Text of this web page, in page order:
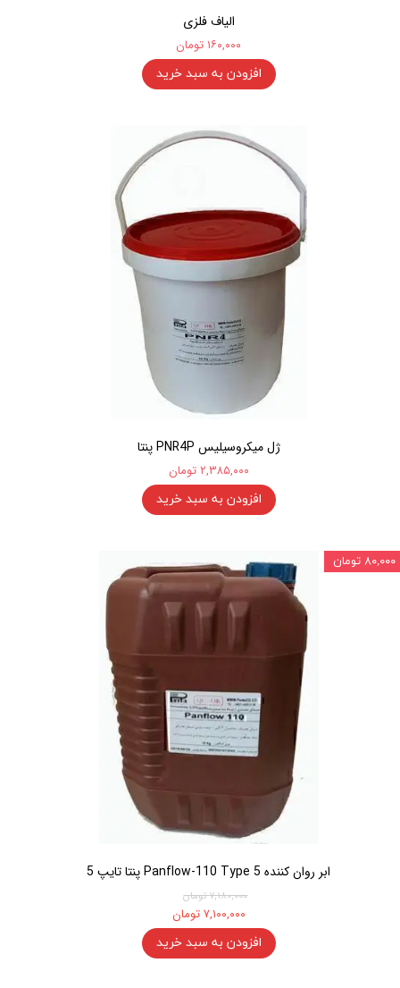
الیاف فلزی
۱۶۰,۰۰۰ تومان
افزودن به سبد خرید
ژل میکروسیلیس PNR4P پنتا
۲,۳۸۵,۰۰۰ تومان
افزودن به سبد خرید
ابر روان کننده Panflow-110 Type 5 پنتا تایپ 5
۷,۱۸۰,۰۰۰ تومان
۷,۱۰۰,۰۰۰ تومان
افزودن به سبد خرید
۸۰,۰۰۰ تومان